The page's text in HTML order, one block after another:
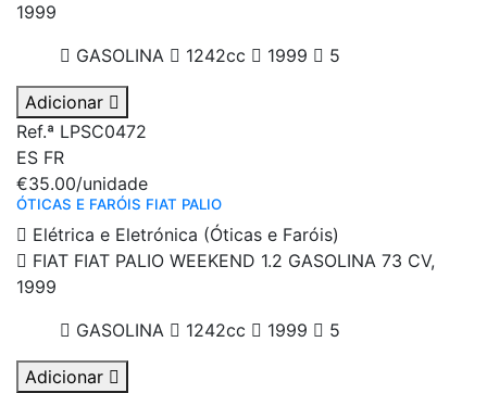
1999
GASOLINA
1242cc 1999 5
Adicionar
Ref.ª LPSC0472
ES FR
€35.00/unidade
ÓTICAS E FARÓIS FIAT PALIO
Elétrica e Eletrónica (Óticas e Faróis)
FIAT FIAT PALIO WEEKEND 1.2 GASOLINA 73 CV,
1999
GASOLINA
1242cc 1999 5
Adicionar